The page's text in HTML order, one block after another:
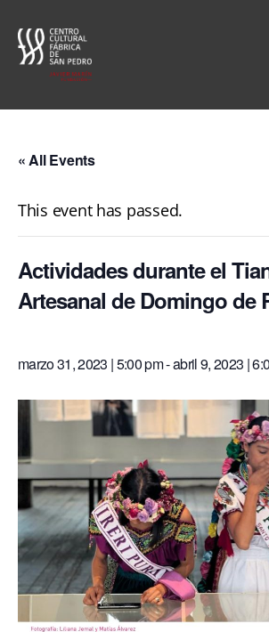
San
« All Events
This event has passed.
Actividades durante el
Artesanal de Domingo de
marzo 31, 2023 | 5:00 pm-abril 9, 2023 |